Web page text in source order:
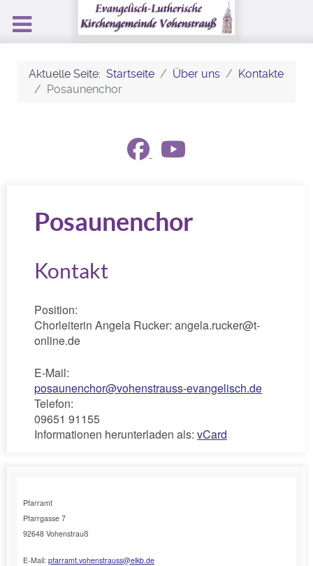
Aktuelle Seite: Startseite Über uns
Kontakte
Posaunenchor
Posaunenchor
Kontakt
Position:
Chorleiterin Angela Rucker: angela.rucker@t-
online.de
E-Mail:
posaunenchor@vohenstrauss-evangelisch.de
Telefon:
09651 91155
Informationen herunterladen als: vCard
Pfarramt
Pfarrgasse 7
92648 Vohenstrauß
E-Mail: pfarramt.vohenstrauss@elkb.de